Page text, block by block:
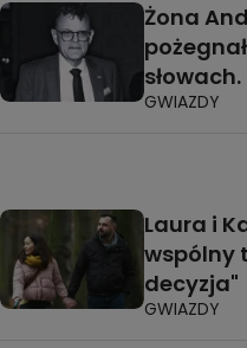
Żona
GWIAZDY
Laura i
wspólny
decyzja"
GWIAZDY